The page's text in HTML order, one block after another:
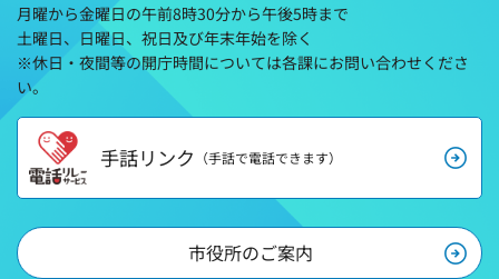
月曜から金曜日の午前8時30分から午後5時まで
土曜日、日曜日、祝日及び年末年始を除く
※休日・夜間等の開庁時間については各課にお問い合わせくださ
い。
手話リンク （手話で電話できます）
市役所のご案内